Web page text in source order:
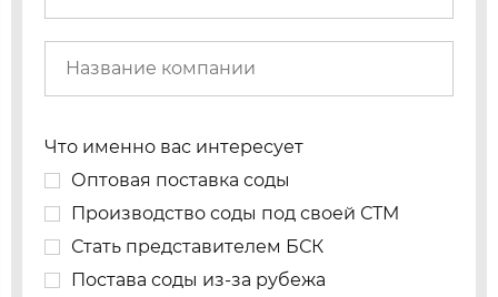
Что именно вас интересует
Оптовая поставка соды
Производство соды под своей СТМ
Стать представителем БСК
Постава соды из-за рубежа